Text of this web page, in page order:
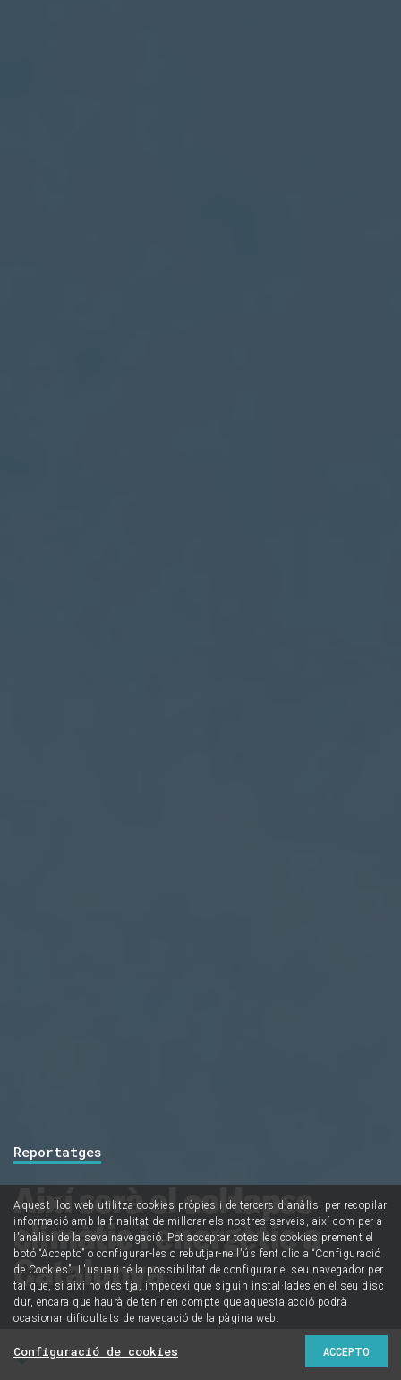
Reportatges
Així serà el col·lapse
climàtic i energètic a
Catalunya
Aquest lloc web utilitza cookies pròpies i de tercers d'anàlisi per recopilar
informació amb la finalitat de millorar els nostres serveis, així com per a
l'anàlisi de la seva navegació. Pot acceptar totes les cookies prement el
botó “Accepto” o configurar-les o rebutjar-ne l'ús fent clic a “Configuració
de Cookies”. L'usuari té la possibilitat de configurar el seu navegador per
tal que, si així ho desitja, impedexi que siguin instal·lades en el seu disc
dur, encara que haurà de tenir en compte que aquesta acció podrà
ocasionar dificultats de navegació de la pàgina web.
ACCEPTO
Configuració de cookies